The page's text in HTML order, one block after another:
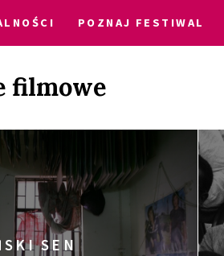
POZNAJ FESTIWAL
filmowe
SEN